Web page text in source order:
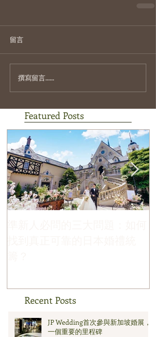
留言
撰寫留言......
Featured Posts
Recent Posts
JP Wedding首次參與新加坡婚展，
一個重要的里程碑